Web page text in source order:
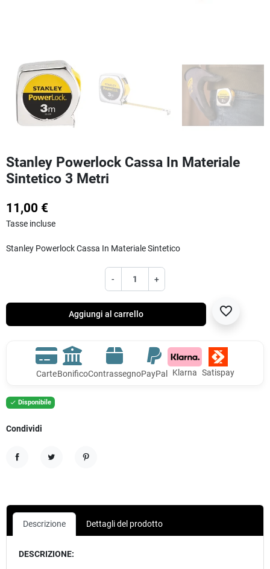
Stanley Powerlock Cassa In Materiale
Sintetico 3 Metri
11,00 €
Tasse incluse
Stanley Powerlock Cassa In Materiale Sintetico
- +
Aggiungi al carrello favorite_border
CarteBonificoContrassegnoPayPal Klarna Satispay
 Disponibile
Condividi
Descrizione Dettagli del prodotto
DESCRIZIONE: